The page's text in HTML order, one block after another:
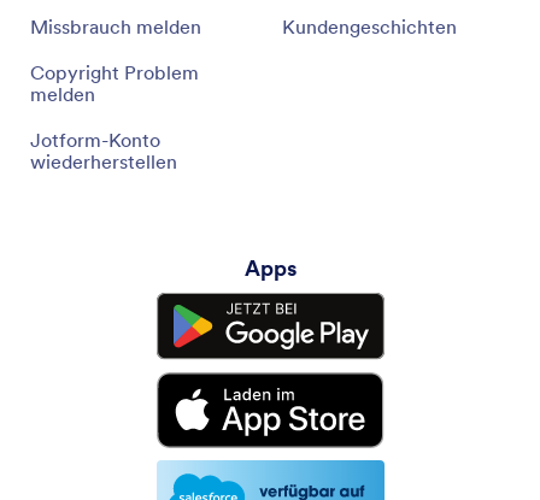
Missbrauch melden
Copyright Problem
melden
Jotform-Konto
wiederherstellen
Kundengeschichten
Apps